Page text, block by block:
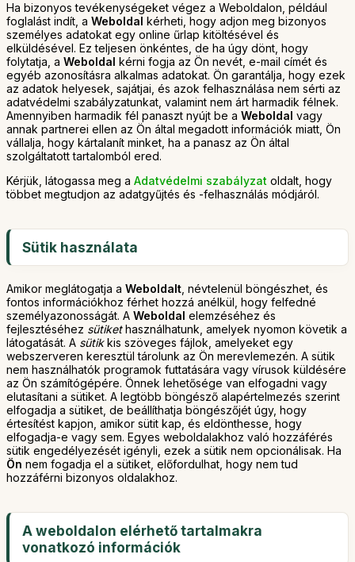
Ha bizonyos tevékenységeket végez a Weboldalon, például
foglalást indít, a Weboldal kérheti, hogy adjon meg bizonyos
személyes adatokat egy online űrlap kitöltésével és
elküldésével. Ez teljesen önkéntes, de ha úgy dönt, hogy
folytatja, a Weboldal kérni fogja az Ön nevét, e-mail címét és
egyéb azonosításra alkalmas adatokat. Ön garantálja, hogy ezek
az adatok helyesek, sajátjai, és azok felhasználása nem sérti az
adatvédelmi szabályzatunkat, valamint nem árt harmadik félnek.
Amennyiben harmadik fél panaszt nyújt be a Weboldal vagy
annak partnerei ellen az Ön által megadott információk miatt, Ön
vállalja, hogy kártalanít minket, ha a panasz az Ön által
szolgáltatott tartalomból ered.
Kérjük, látogassa meg a Adatvédelmi szabályzat oldalt, hogy
többet megtudjon az adatgyűjtés és -felhasználás módjáról.
Sütik használata
Amikor meglátogatja a Weboldalt , névtelenül böngészhet, és
fontos információkhoz férhet hozzá anélkül, hogy felfedné
személyazonosságát. A Weboldal elemzéséhez és
fejlesztéséhez sütikethasználhatunk, amelyek nyomon követik a
látogatását. A sütikkis szöveges fájlok, amelyeket egy
webszerveren keresztül tárolunk az Ön merevlemezén. A sütik
nem használhatók programok futtatására vagy vírusok küldésére
az Ön számítógépére. Önnek lehetősége van elfogadni vagy
elutasítani a sütiket. A legtöbb böngésző alapértelmezés szerint
elfogadja a sütiket, de beállíthatja böngészőjét úgy, hogy
értesítést kapjon, amikor sütit kap, és eldönthesse, hogy
elfogadja-e vagy sem. Egyes weboldalakhoz való hozzáférés
sütik engedélyezését igényli, ezek a sütik nem opcionálisak. Ha
Ön nem fogadja el a sütiket, előfordulhat, hogy nem tud
hozzáférni bizonyos oldalakhoz.
A weboldalon elérhető tartalmakra
vonatkozó információk